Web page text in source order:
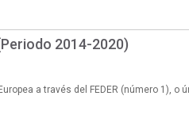
2014-2020)
a través del FEDER (número 1), o